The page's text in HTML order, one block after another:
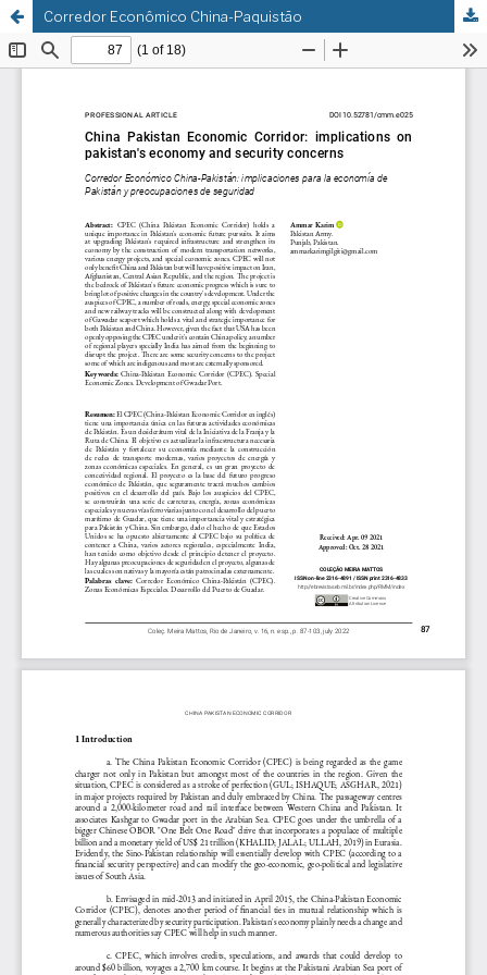
Corredor Econômico China-Paquistão